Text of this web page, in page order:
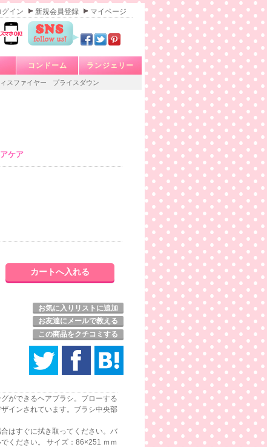
グイン 新規会員登録 マイページ
コンドーム ランジェリー
スファイヤー プライスダウン
ケア
お気に入りリストに追加
お友達にメールで教える
この商品をクチコミする
ができるヘアブラシ。ブローする
インされています。ブラシ中央部
はすぐに拭き取ってください。バ
ください。 サイズ：86×251 ｍｍ